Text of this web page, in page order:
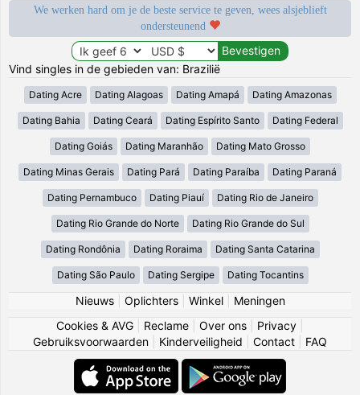
We werken hard om je de beste service te geven, wees alsjeblieft
ondersteunend
Vind singles in de gebieden van: Brazilië
Dating Acre Dating Alagoas Dating Amapá Dating Amazonas
Dating Bahia Dating Ceará Dating Espírito Santo Dating Federal
Dating Goiás Dating Maranhão Dating Mato Grosso
Dating Minas Gerais Dating Pará Dating Paraíba Dating Paraná
Dating Pernambuco Dating Piauí Dating Rio de Janeiro
Dating Rio Grande do Norte Dating Rio Grande do Sul
Dating Rondônia Dating Roraima Dating Santa Catarina
Dating São Paulo Dating Sergipe Dating Tocantins
Nieuws| Oplichters| Winkel| Meningen
Cookies & AVG
Reclame Over ons Privacy
Gebruiksvoorwaarden
Kinderveiligheid Contact FAQ